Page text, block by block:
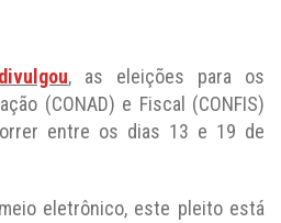
, as eleições para os
(CONAD) e Fiscal (CONFIS)
entre os dias 13 e 19 de
eletrônico, este pleito está